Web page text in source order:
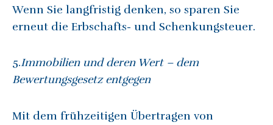
Wenn Sie langfristig denken, so sparen Sie
erneut die Erbschafts- und Schenkungsteuer.
5.Immobilien und deren Wert – dem
Bewertungsgesetz entgegen
Mit dem frühzeitigen Übertragen von